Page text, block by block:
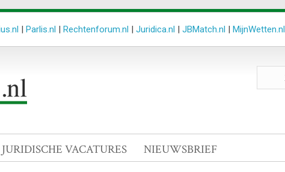
| Parlis.nl | Rechtenforum.nl | Juridica.nl | JBMatch.nl | MijnWetten.nl
JURIDISCHE VACATURES NIEUWSBRIEF